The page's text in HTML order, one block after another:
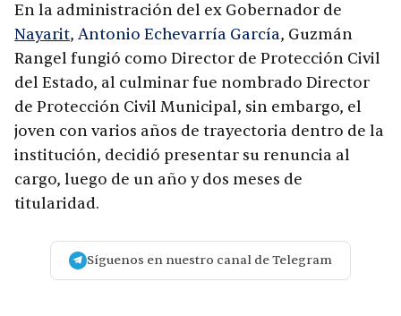
En la administración del ex Gobernador de
Nayarit, Antonio Echevarría García, Guzmán
Rangel fungió como Director de Protección Civil
del Estado, al culminar fue nombrado Director
de Protección Civil Municipal, sin embargo, el
joven con varios años de trayectoria dentro de la
institución, decidió presentar su renuncia al
cargo, luego de un año y dos meses de
titularidad.
Síguenos en nuestro canal de Telegram